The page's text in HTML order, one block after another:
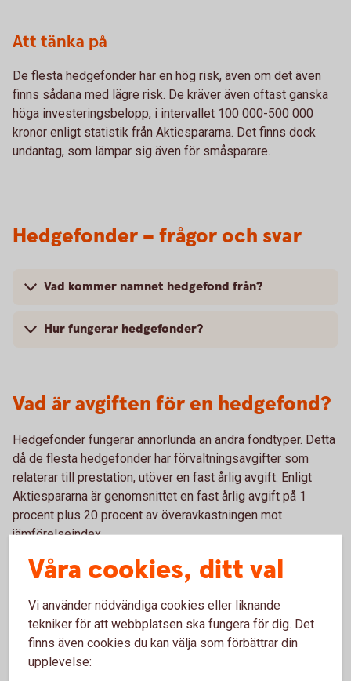
Att tänka på
De flesta hedgefonder har en hög risk, även om det även
finns sådana med lägre risk. De kräver även oftast ganska
höga investeringsbelopp, i intervallet 100 000-500 000
kronor enligt statistik från Aktiespararna. Det finns dock
undantag, som lämpar sig även för småsparare.
Hedgefonder – frågor och svar
Vad kommer namnet hedgefond från?
Hur fungerar hedgefonder?
Vad är avgiften för en hedgefond?
Hedgefonder fungerar annorlunda än andra fondtyper. Detta
då de flesta hedgefonder har förvaltningsavgifter som
relaterar till prestation, utöver en fast årlig avgift. Enligt
Aktiespararna är genomsnittet en fast årlig avgift på 1
procent plus 20 procent av överavkastningen mot
jämförelseindex.
Hedgefonder med lägre risk
Våra cookies, ditt val
Vi använder nödvändiga cookies eller liknande
tekniker för att webbplatsen ska fungera för dig. Det
finns även cookies du kan välja som förbättrar din
upplevelse: